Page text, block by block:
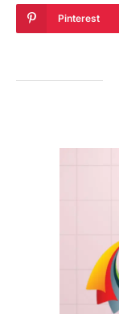
Pinterest